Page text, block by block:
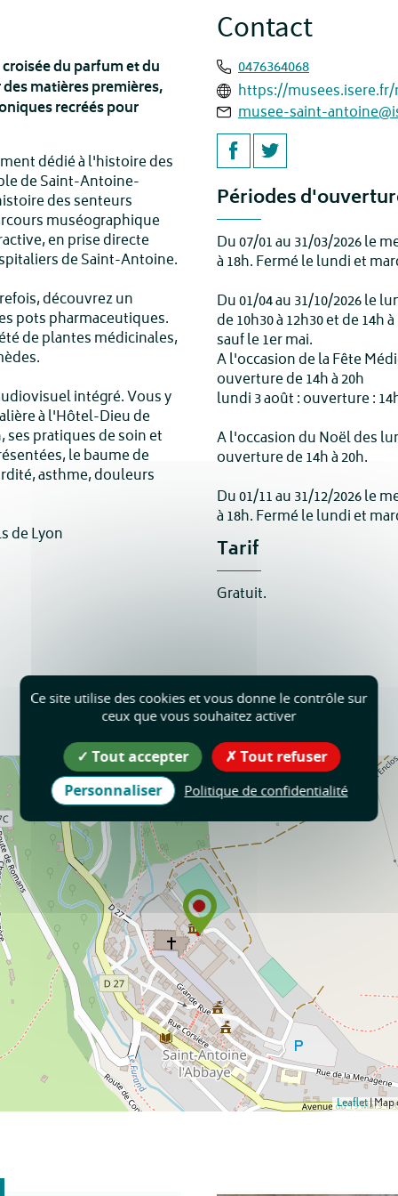
du parfum et du
matières premières,
recréés pour
dédié à l'histoire des
de Saint-Antoine-
des senteurs
muséographique
en prise directe
de Saint-Antoine.
découvrez un
pots pharmaceutiques.
de plantes médicinales,
intégré. Vous y
à l'Hôtel-Dieu de
ses pratiques de soin et
le baume de
asthme, douleurs
de Lyon
Contact
0476364068
https://
musee-saint-
Périodes
Du 07/01 au 31/03/2026 le
à 18h. Fermé le lundi et
Du 01/04 au 31/10/2026 le
de 10h30 à 12h30 et de 14h
sauf le 1er mai.
A l'occasion de la Fête
ouverture de 14h à 20h
lundi 3 août : ouverture :
A l'occasion du Noël des
ouverture de 14h à 20h.
Du 01/11 au 31/12/2026 le
à 18h. Fermé le lundi et
Tarif
Gratuit.
Musée de Saint-Antoine-l'Abbaye
Le Noviciat
Saint-Antoine-l'Abbaye
Leaflet|
Ce site utilise des cookies et vous donne le contrôle sur
ceux que vous souhaitez activer
Tout accepter
Tout refuser
Personnaliser
Politique de confidentialité